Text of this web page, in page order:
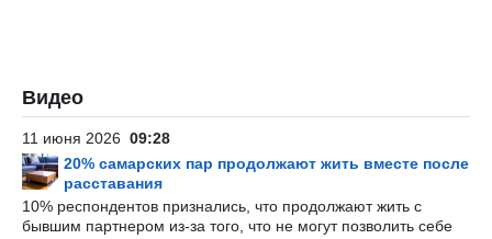
Видео
11 июня 2026 09:28
20% самарских пар продолжают жить вместе после
расставания
10% респондентов признались, что продолжают жить с
бывшим партнером из-за того, что не могут позволить себе